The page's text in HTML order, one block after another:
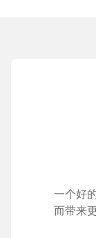
一个好
而带来